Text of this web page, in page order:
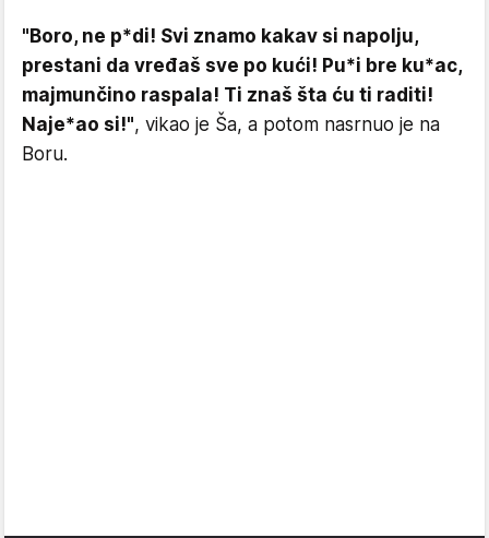
"Boro, ne p*di! Svi znamo kakav si napolju,
prestani da vređaš sve po kući! Pu*i bre ku*ac,
majmunčino raspala! Ti znaš šta ću ti raditi!
Naje*ao si!", vikao je Ša, a potom nasrnuo je na
Boru.